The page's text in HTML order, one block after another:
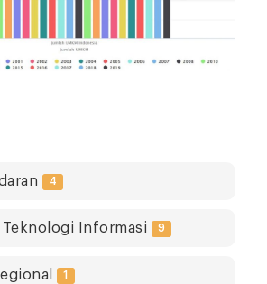
4
Teknologi Informasi 9
1